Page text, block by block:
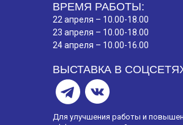
ВРЕМЯ РАБОТЫ:
22 апреля – 10.00-18.00
23 апреля – 10.00-18.00
24 апреля – 10.00-16.00
ВЫСТАВКА В
Для улучшения работы и